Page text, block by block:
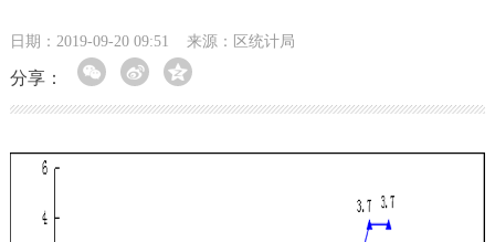
日期：2019-09-20 09:51 来源：区统计局
分享：